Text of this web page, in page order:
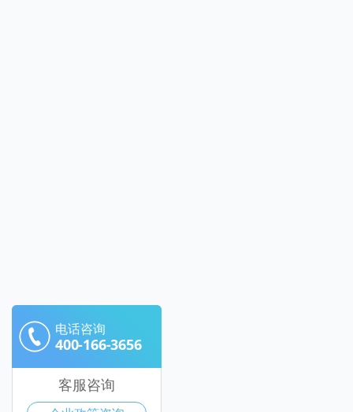
电话咨询
400-166-3656
客服咨询